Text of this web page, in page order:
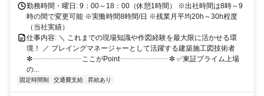
勤務時間・曜日: 9：00～18：00（休憩1時間） ※出社時間は8時～9
時の間で変更可能 ※実働時間8時間/日 ※残業月平均20h～30h程度
（当社実績）
仕事内容: ＼ これまでの現場知識や作図経験を最大限に活かせる環
境！ ／ プレイングマネージャーとして活躍する建築施工図技術者
✼┈┈┈┈┈┈┈ここがPoint┈┈┈┈┈┈┈✼ ✅東証プライム上場
の...
固定時間制 交通費支給 昇給あり